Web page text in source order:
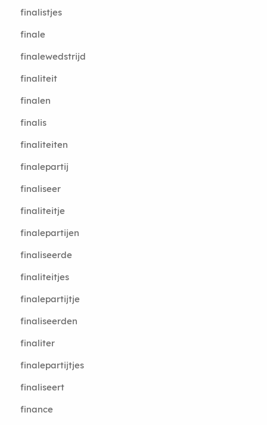
finalistjes
finale
finalewedstrijd
finaliteit
finalen
finalis
finaliteiten
finalepartij
finaliseer
finaliteitje
finalepartijen
finaliseerde
finaliteitjes
finalepartijtje
finaliseerden
finaliter
finalepartijtjes
finaliseert
finance